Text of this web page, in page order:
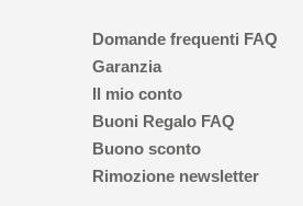
Domande frequenti FAQ
Garanzia
Il mio conto
Buoni Regalo FAQ
Buono sconto
Rimozione newsletter